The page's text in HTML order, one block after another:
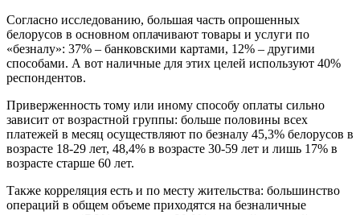
Согласно исследованию, большая часть опрошенных
белорусов в основном оплачивают товары и услуги по
«безналу»: 37% – банковскими картами, 12% – другими
способами. А вот наличные для этих целей используют 40%
респондентов.
Приверженность тому или иному способу оплаты сильно
зависит от возрастной группы: больше половины всех
платежей в месяц осуществляют по безналу 45,3% белорусов в
возрасте 18-29 лет, 48,4% в возрасте 30-59 лет и лишь 17% в
возрасте старше 60 лет.
Также корреляция есть и по месту жительства: большинство
операций в общем объеме приходятся на безналичные